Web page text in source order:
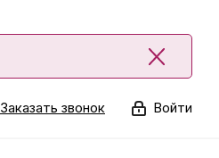
Войти
Заказать звонок